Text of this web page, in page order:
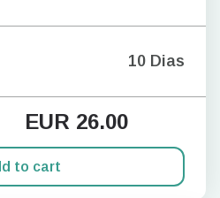
10 Dias
EUR 26.00
to cart